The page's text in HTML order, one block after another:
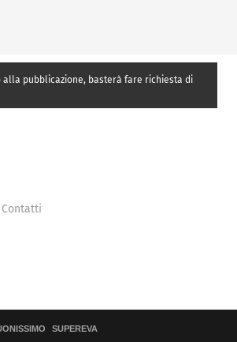
pubblicazione, basterà fare richiesta di
Contatti
SUPEREVA